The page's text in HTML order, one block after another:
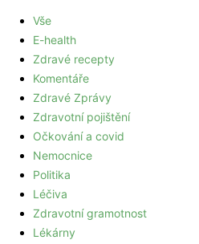
Vše
E-health
Zdravé recepty
Komentáře
Zdravé Zprávy
Zdravotní pojištění
Očkování a covid
Nemocnice
Politika
Léčiva
Zdravotní gramotnost
Lékárny